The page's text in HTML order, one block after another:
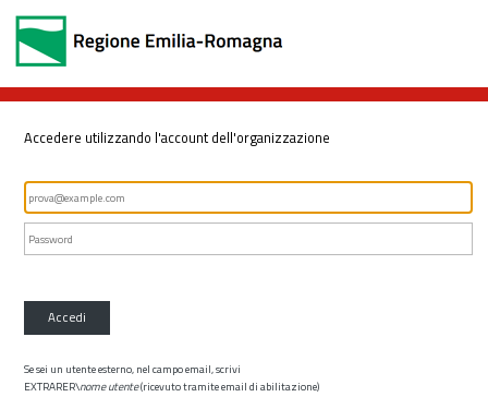
Accedere utilizzando l'account dell'organizzazione
Accedi
Se sei un utente esterno, nel campo email, scrivi
EXTRARER\nome utente(ricevuto tramite email di abilitazione)